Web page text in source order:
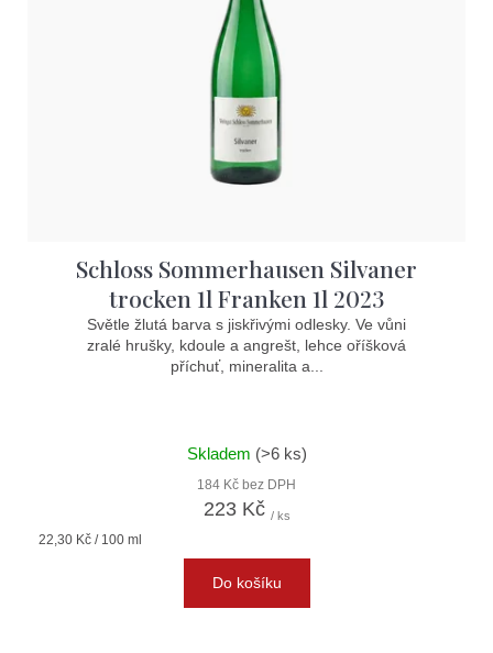
Schloss Sommerhausen Silvaner
trocken 1l Franken 1l 2023
Světle žlutá barva s jiskřivými odlesky. Ve vůni
zralé hrušky, kdoule a angrešt, lehce oříšková
příchuť, mineralita a...
Skladem (>6 ks)
184 Kč bez DPH
223 Kč / ks
Měrná
22,30 Kč / 100 ml
Do košíku